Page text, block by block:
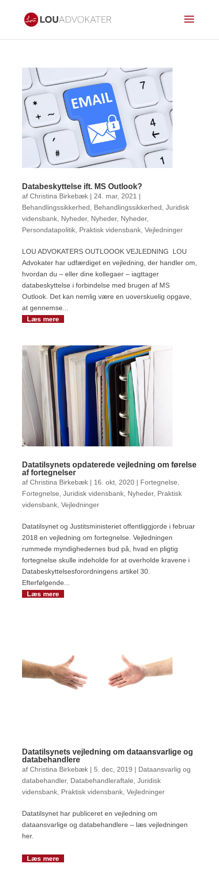
Databeskyttelse ift. MS Outlook?
af Christina Birkebæk| 24. mar, 2021 |
Behandlingssikkerhed
Behandlingssikkerhed Juridisk
vidensbank, Nyheder, Nyheder, Nyheder,
Persondatapolitik, Praktisk vidensbank, Vejledninger
LOU ADVOKATERS OUTLOOOK VEJLEDNING LOU
Advokater har udfærdiget en vejledning, der handler om,
hvordan du – eller dine kollegaer – iagttager
databeskyttelse i forbindelse med brugen af MS
Outlook. Det kan nemlig være en uoverskuelig opgave,
at gennemse...
Læs mere
Datatilsynets opdaterede vejledning om førelse
af fortegnelser
af Christina Birkebæk| 16. okt, 2020| Fortegnelse
Fortegnelse Juridisk vidensbank, Nyheder, Praktisk
vidensbank, Vejledninger
Datatilsynet og Justitsministeriet offentliggjorde i februar
2018 en vejledning om fortegnelse. Vejledningen
rummede myndighedernes bud på, hvad en pligtig
fortegnelse skulle indeholde for at overholde kravene i
Databeskyttelsesforordningens artikel 30.
Efterfølgende...
Læs mere
Datatilsynets vejledning om dataansvarlige og
databehandlere
af Christina Birkebæk| 5. dec, 2019 | Dataansvarlig og
databehandler, Databehandleraftale Juridisk
vidensbank, Praktisk vidensbank, Vejledninger
Datatilsynet har publiceret en vejledning om
dataansvarlige og databehandlere – læs vejledningen
her.
Læs mere